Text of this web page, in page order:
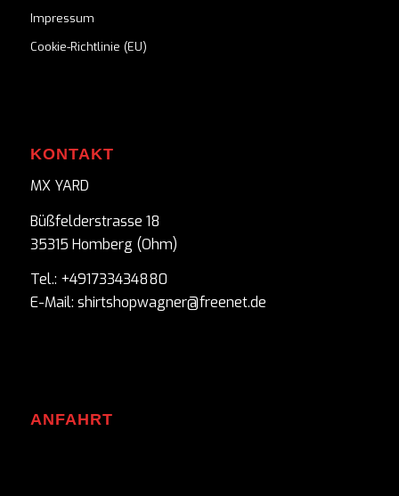
Impressum
Cookie-Richtlinie (EU)
KONTAKT
MX YARD
Büßfelderstrasse 18
35315 Homberg (Ohm)
Tel.: +491733434880
E-Mail: shirtshopwagner@freenet.de
ANFAHRT